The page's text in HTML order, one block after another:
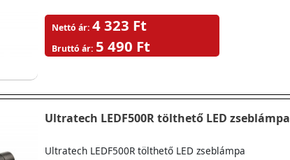
Nettó ár: 4 323 Ft
Bruttó ár: 5 490 Ft
Ultratech LEDF500R tölthető LED zseblámpa
Ultratech LEDF500R tölthető LED zseblámpa